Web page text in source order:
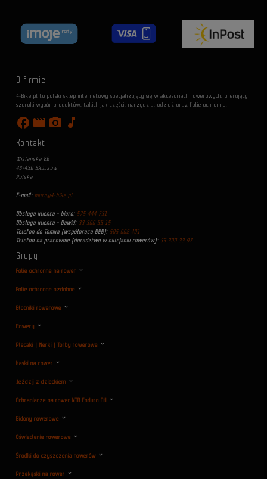
O firmie
4-Bike.pl to polski sklep internetowy specjalizujący się w akcesoriach rowerowych, oferujący
szeroki wybór produktów, takich jak części, narzędzia, odzież oraz folie ochronne.
facebook movie photo_camera music_note
Kontakt
Wiślańska 26
43-430 Skoczów
Polska
E-mail: biuro@4-bike.pl
Obsługa klienta - biuro: 575 444 731
Obsługa klienta - Dawid: 33 300 33 15
Telefon do Tomka (współpraca B2B): 505 002 401
Telefon na pracownie (doradztwo w oklejaniu rowerów): 33 300 33 97
Grupy
Folie ochronne na rower
Folie ochronne ozdobne
Błotniki rowerowe
Rowery
Plecaki | Nerki | Torby rowerowe
Kaski na rower
Jeździj z dzieckiem
Ochraniacze na rower MTB Enduro DH
Bidony rowerowe
Oświetlenie rowerowe
Środki do czyszczenia rowerów
Przekąski na rower